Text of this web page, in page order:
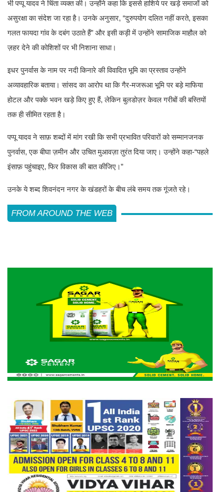
भी पप्पू यादव ने चिंता व्यक्त की। उन्होंने कहा कि इससे हाशिये पर खड़े समाजों को
असुरक्षा का संदेश जा रहा है। उनके अनुसार, “दुरुपयोग दलित नहीं करते, इसका
गलत फायदा गांव के दबंग उठाते हैं” और इसी कड़ी में उन्होंने सामाजिक माहौल को
ज़हर देने की कोशिशों पर भी निशाना साधा।
इधर पुनर्वास के नाम पर नदी किनारे की विवादित भूमि का प्रस्ताव उन्होंने
अव्यावहारिक बताया। सांसद का आरोप था कि गैर-मजरूआ भूमि पर बड़े माफिया
होटल और पक्के भवन खड़े किए हुए हैं, लेकिन बुलडोज़र केवल गरीबों की बस्तियों
तक ही सीमित रहता है।
पप्पू यादव ने साफ़ शब्दों में मांग रखी कि सभी प्रभावित परिवारों को सम्मानजनक
पुनर्वास, एक बीघा ज़मीन और उचित मुआवज़ा तुरंत दिया जाए। उन्होंने कहा-“पहले
इंसाफ़ पहुंचाइए, फिर विकास की बात कीजिए।”
उनके ये शब्द शिवनंदन नगर के खंडहरों के बीच लंबे समय तक गूंजते रहे।
FROM AROUND THE WEB